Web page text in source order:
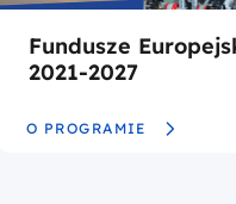
Fundusze
2021-2027
O PROGRAMIE
WIĘCEJ O FUNDUSZE